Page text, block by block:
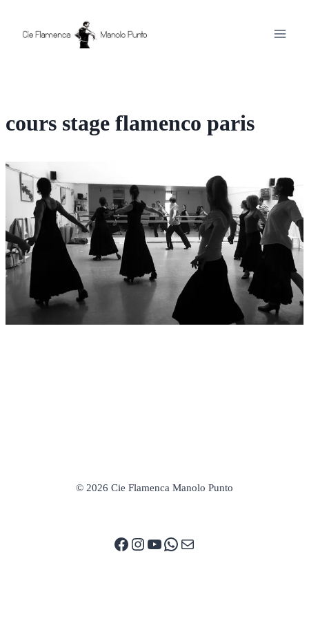
contenu
cours stage flamenco paris
© 2026 Cie Flamenca Manolo Punto
Facebook
Instagram
YouTube
WhatsApp
E-mail